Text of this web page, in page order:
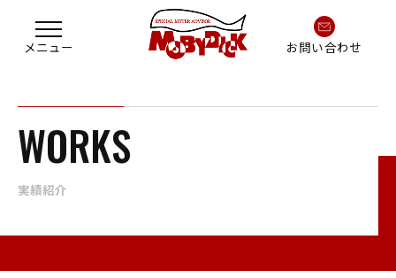
お問い合わせ
WORKS
実績紹介